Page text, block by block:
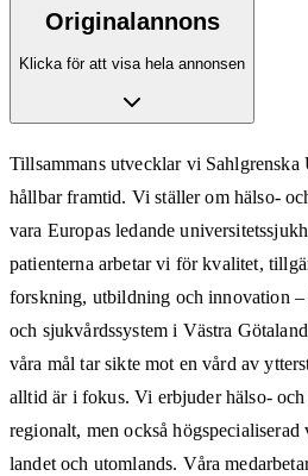
Originalannons
Klicka för att visa hela annonsen
Tillsammans utvecklar vi Sahlgrenska
hållbar framtid. Vi ställer om hälso-
vara Europas ledande
patienterna arbetar vi för kvalitet,
forskning, utbildning och innovation –
och sjukvårdssystem i Västra
våra mål tar sikte mot en vård av
alltid är i fokus. Vi erbjuder hälso-
regionalt, men också
landet och utomlands. Våra